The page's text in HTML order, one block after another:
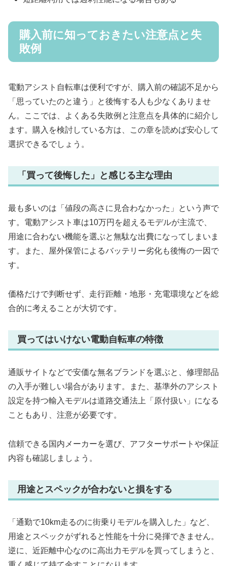
購入前に知っておきたい注意点と失
敗例
電動アシスト自転車は便利ですが、購入前の確認不足から
「思っていたのと違う」と後悔する人も少なくありませ
ん。ここでは、よくある失敗例と注意点を具体的に紹介し
ます。購入を検討している方は、この章を読めば安心して
選択できるでしょう。
「買って後悔した」と感じる主な理由
最も多いのは「値段の高さに見合わなかった」という声で
す。電動アシスト車は10万円を超えるモデルが主流で、
用途に合わない機能を選ぶと無駄な出費になってしまいま
す。また、屋外保管によるバッテリー劣化も後悔の一因で
す。
価格だけで判断せず、走行距離・地形・充電環境などを総
合的に考えることが大切です。
買ってはいけない電動自転車の特徴
通販サイトなどで安価な無名ブランドを選ぶと、修理部品
の入手が難しい場合があります。また、基準外のアシスト
設定を持つ輸入モデルは道路交通法上「原付扱い」になる
こともあり、注意が必要です。
信頼できる国内メーカーを選び、アフターサポートや保証
内容も確認しましょう。
用途とスペックが合わないと損をする
「通勤で10km走るのに街乗りモデルを購入した」など、
用途とスペックがずれると性能を十分に発揮できません。
逆に、近距離中心なのに高出力モデルを買ってしまうと、